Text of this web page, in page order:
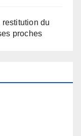
du
proches